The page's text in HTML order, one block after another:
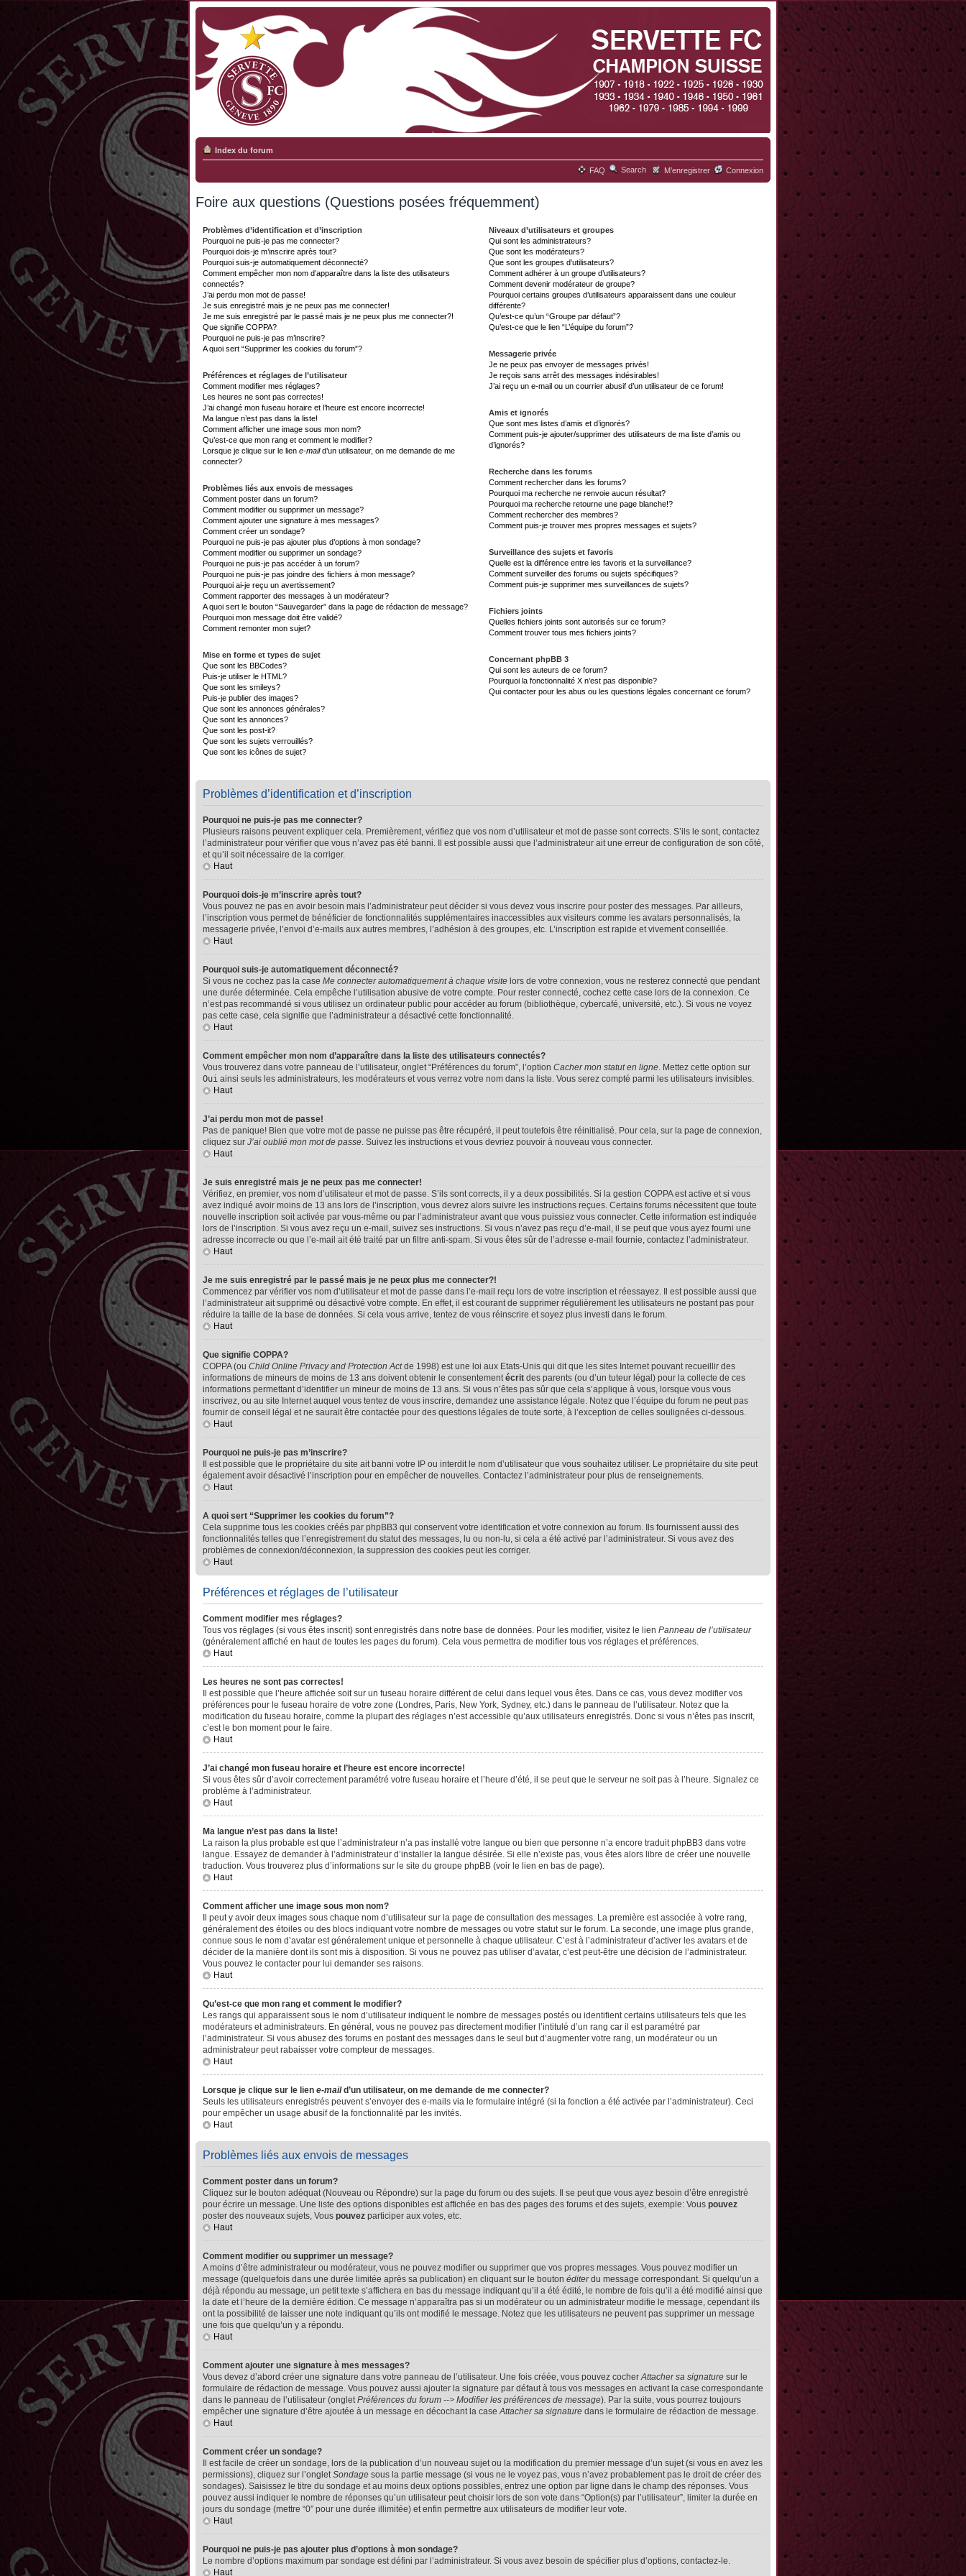
Index du forum
FAQ Search M’enregistrer Connexion
Foire aux questions (Questions posées fréquemment)
Problèmes d’identification et d’inscription
Pourquoi ne puis-je pas me connecter?
Pourquoi dois-je m’inscrire après tout?
Pourquoi suis-je automatiquement déconnecté?
Comment empêcher mon nom d’apparaître dans la liste des utilisateurs
connectés?
J’ai perdu mon mot de passe!
Je suis enregistré mais je ne peux pas me connecter!
Je me suis enregistré par le passé mais je ne peux plus me connecter?!
Que signifie COPPA?
Pourquoi ne puis-je pas m’inscrire?
A quoi sert “Supprimer les cookies du forum”?
Préférences et réglages de l’utilisateur
Comment modifier mes réglages?
Les heures ne sont pas correctes!
J’ai changé mon fuseau horaire et l’heure est encore incorrecte!
Ma langue n’est pas dans la liste!
Comment afficher une image sous mon nom?
Qu’est-ce que mon rang et comment le modifier?
Lorsque je clique sur le lien e-maild’un utilisateur, on me demande de me
connecter?
Problèmes liés aux envois de messages
Comment poster dans un forum?
Comment modifier ou supprimer un message?
Comment ajouter une signature à mes messages?
Comment créer un sondage?
Pourquoi ne puis-je pas ajouter plus d’options à mon sondage?
Comment modifier ou supprimer un sondage?
Pourquoi ne puis-je pas accéder à un forum?
Pourquoi ne puis-je pas joindre des fichiers à mon message?
Pourquoi ai-je reçu un avertissement?
Comment rapporter des messages à un modérateur?
A quoi sert le bouton “Sauvegarder” dans la page de rédaction de message?
Pourquoi mon message doit être validé?
Comment remonter mon sujet?
Mise en forme et types de sujet
Que sont les BBCodes?
Puis-je utiliser le HTML?
Que sont les smileys?
Puis-je publier des images?
Que sont les annonces générales?
Que sont les annonces?
Que sont les post-it?
Que sont les sujets verrouillés?
Que sont les icônes de sujet?
Niveaux d’utilisateurs et groupes
Qui sont les administrateurs?
Que sont les modérateurs?
Que sont les groupes d’utilisateurs?
Comment adhérer à un groupe d’utilisateurs?
Comment devenir modérateur de groupe?
Pourquoi certains groupes d’utilisateurs apparaissent dans une couleur
différente?
Qu’est-ce qu’un “Groupe par défaut”?
Qu’est-ce que le lien “L’équipe du forum”?
Messagerie privée
Je ne peux pas envoyer de messages privés!
Je reçois sans arrêt des messages indésirables!
J’ai reçu un e-mail ou un courrier abusif d’un utilisateur de ce forum!
Amis et ignorés
Que sont mes listes d’amis et d’ignorés?
Comment puis-je ajouter/supprimer des utilisateurs de ma liste d’amis ou
d’ignorés?
Recherche dans les forums
Comment rechercher dans les forums?
Pourquoi ma recherche ne renvoie aucun résultat?
Pourquoi ma recherche retourne une page blanche!?
Comment rechercher des membres?
Comment puis-je trouver mes propres messages et sujets?
Surveillance des sujets et favoris
Quelle est la différence entre les favoris et la surveillance?
Comment surveiller des forums ou sujets spécifiques?
Comment puis-je supprimer mes surveillances de sujets?
Fichiers joints
Quelles fichiers joints sont autorisés sur ce forum?
Comment trouver tous mes fichiers joints?
Concernant phpBB 3
Qui sont les auteurs de ce forum?
Pourquoi la fonctionnalité X n’est pas disponible?
Qui contacter pour les abus ou les questions légales concernant ce forum?
Problèmes d’identification et d’inscription
Pourquoi ne puis-je pas me connecter?
Plusieurs raisons peuvent expliquer cela. Premièrement, vérifiez que vos nom d’utilisateur et mot de passe sont corrects. S’ils le sont, contactez
l’administrateur pour vérifier que vous n’avez pas été banni. Il est possible aussi que l’administrateur ait une erreur de configuration de son côté,
et qu’il soit nécessaire de la corriger.
Haut
Pourquoi dois-je m’inscrire après tout?
Vous pouvez ne pas en avoir besoin mais l’administrateur peut décider si vous devez vous inscrire pour poster des messages. Par ailleurs,
l’inscription vous permet de bénéficier de fonctionnalités supplémentaires inaccessibles aux visiteurs comme les avatars personnalisés, la
messagerie privée, l’envoi d’e-mails aux autres membres, l’adhésion à des groupes, etc. L’inscription est rapide et vivement conseillée.
Haut
Pourquoi suis-je automatiquement déconnecté?
Si vous ne cochez pas la case Me connecter automatiquement à chaque visite lors de votre connexion, vous ne resterez connecté que pendant
une durée déterminée. Cela empêche l’utilisation abusive de votre compte. Pour rester connecté, cochez cette case lors de la connexion. Ce
n’est pas recommandé si vous utilisez un ordinateur public pour accéder au forum (bibliothèque, cybercafé, université, etc.). Si vous ne voyez
pas cette case, cela signifie que l’administrateur a désactivé cette fonctionnalité.
Haut
Comment empêcher mon nom d’apparaître dans la liste des utilisateurs connectés?
Vous trouverez dans votre panneau de l’utilisateur, onglet “Préférences du forum”, l’option Cacher mon statut en ligne. Mettez cette option sur
Oui ainsi seuls les administrateurs, les modérateurs et vous verrez votre nom dans la liste. Vous serez compté parmi les utilisateurs invisibles.
Haut
J’ai perdu mon mot de passe!
Pas de panique! Bien que votre mot de passe ne puisse pas être récupéré, il peut toutefois être réinitialisé. Pour cela, sur la page de connexion,
cliquez sur J’ai oublié mon mot de passe. Suivez les instructions et vous devriez pouvoir à nouveau vous connecter.
Haut
Je suis enregistré mais je ne peux pas me connecter!
Vérifiez, en premier, vos nom d’utilisateur et mot de passe. S’ils sont corrects, il y a deux possibilités. Si la gestion COPPA est active et si vous
avez indiqué avoir moins de 13 ans lors de l’inscription, vous devrez alors suivre les instructions reçues. Certains forums nécessitent que toute
nouvelle inscription soit activée par vous-même ou par l’administrateur avant que vous puissiez vous connecter. Cette information est indiquée
lors de l’inscription. Si vous avez reçu un e-mail, suivez ses instructions. Si vous n’avez pas reçu d’e-mail, il se peut que vous ayez fourni une
adresse incorrecte ou que l’e-mail ait été traité par un filtre anti-spam. Si vous êtes sûr de l’adresse e-mail fournie, contactez l’administrateur.
Haut
Je me suis enregistré par le passé mais je ne peux plus me connecter?!
Commencez par vérifier vos nom d’utilisateur et mot de passe dans l’e-mail reçu lors de votre inscription et réessayez. Il est possible aussi que
l’administrateur ait supprimé ou désactivé votre compte. En effet, il est courant de supprimer régulièrement les utilisateurs ne postant pas pour
réduire la taille de la base de données. Si cela vous arrive, tentez de vous réinscrire et soyez plus investi dans le forum.
Haut
Que signifie COPPA?
COPPA (ou Child Online Privacy and Protection Actde 1998) est une loi aux Etats-Unis qui dit que les sites Internet pouvant recueillir des
informations de mineurs de moins de 13 ans doivent obtenir le consentementécrit des parents (ou d’un tuteur légal) pour la collecte de ces
informations permettant d’identifier un mineur de moins de 13 ans. Si vous n’êtes pas sûr que cela s’applique à vous, lorsque vous vous
inscrivez, ou au site Internet auquel vous tentez de vous inscrire, demandez une assistance légale. Notez que l’équipe du forum ne peut pas
fournir de conseil légal et ne saurait être contactée pour des questions légales de toute sorte, à l’exception de celles soulignées ci-dessous.
Haut
Pourquoi ne puis-je pas m’inscrire?
Il est possible que le propriétaire du site ait banni votre IP ou interdit le nom d’utilisateur que vous souhaitez utiliser. Le propriétaire du site peut
également avoir désactivé l’inscription pour en empêcher de nouvelles. Contactez l’administrateur pour plus de renseignements.
Haut
A quoi sert “Supprimer les cookies du forum”?
Cela supprime tous les cookies créés par phpBB3 qui conservent votre identification et votre connexion au forum. Ils fournissent aussi des
fonctionnalités telles que l’enregistrement du statut des messages, lu ou non-lu, si cela a été activé par l’administrateur. Si vous avez des
problèmes de connexion/déconnexion, la suppression des cookies peut les corriger.
Haut
Préférences et réglages de l’utilisateur
Comment modifier mes réglages?
Tous vos réglages (si vous êtes inscrit) sont enregistrés dans notre base de données. Pour les modifier, visitez le lien Panneau de l’utilisateur
(généralement affiché en haut de toutes les pages du forum). Cela vous permettra de modifier tous vos réglages et préférences.
Haut
Les heures ne sont pas correctes!
Il est possible que l’heure affichée soit sur un fuseau horaire différent de celui dans lequel vous êtes. Dans ce cas, vous devez modifier vos
préférences pour le fuseau horaire de votre zone (Londres, Paris, New York, Sydney, etc.) dans le panneau de l’utilisateur. Notez que la
modification du fuseau horaire, comme la plupart des réglages n’est accessible qu’aux utilisateurs enregistrés. Donc si vous n’êtes pas inscrit,
c’est le bon moment pour le faire.
Haut
J’ai changé mon fuseau horaire et l’heure est encore incorrecte!
Si vous êtes sûr d’avoir correctement paramétré votre fuseau horaire et l’heure d’été, il se peut que le serveur ne soit pas à l’heure. Signalez ce
problème à l’administrateur.
Haut
Ma langue n’est pas dans la liste!
La raison la plus probable est que l’administrateur n’a pas installé votre langue ou bien que personne n’a encore traduit phpBB3 dans votre
langue. Essayez de demander à l’administrateur d’installer la langue désirée. Si elle n’existe pas, vous êtes alors libre de créer une nouvelle
traduction. Vous trouverez plus d’informations sur le site du groupe phpBB (voir le lien en bas de page).
Haut
Comment afficher une image sous mon nom?
Il peut y avoir deux images sous chaque nom d’utilisateur sur la page de consultation des messages. La première est associée à votre rang,
généralement des étoiles ou des blocs indiquant votre nombre de messages ou votre statut sur le forum. La seconde, une image plus grande,
connue sous le nom d’avatar est généralement unique et personnelle à chaque utilisateur. C’est à l’administrateur d’activer les avatars et de
décider de la manière dont ils sont mis à disposition. Si vous ne pouvez pas utiliser d’avatar, c’est peut-être une décision de l’administrateur.
Vous pouvez le contacter pour lui demander ses raisons.
Haut
Qu’est-ce que mon rang et comment le modifier?
Les rangs qui apparaissent sous le nom d’utilisateur indiquent le nombre de messages postés ou identifient certains utilisateurs tels que les
modérateurs et administrateurs. En général, vous ne pouvez pas directement modifier l’intitulé d’un rang car il est paramétré par
l’administrateur. Si vous abusez des forums en postant des messages dans le seul but d’augmenter votre rang, un modérateur ou un
administrateur peut rabaisser votre compteur de messages.
Haut
Lorsque je clique sur le lien e-maild’un utilisateur, on me demande de me connecter?
Seuls les utilisateurs enregistrés peuvent s’envoyer des e-mails via le formulaire intégré (si la fonction a été activée par l’administrateur). Ceci
pour empêcher un usage abusif de la fonctionnalité par les invités.
Haut
Problèmes liés aux envois de messages
Comment poster dans un forum?
Cliquez sur le bouton adéquat (Nouveau ou Répondre) sur la page du forum ou des sujets. Il se peut que vous ayez besoin d’être enregistré
pour écrire un message. Une liste des options disponibles est affichée en bas des pages des forums et des sujets, exemple: Vous pouvez
poster des nouveaux sujets, Vous pouvez participer aux votes, etc.
Haut
Comment modifier ou supprimer un message?
A moins d’être administrateur ou modérateur, vous ne pouvez modifier ou supprimer que vos propres messages. Vous pouvez modifier un
message (quelquefois dans une durée limitée après sa publication) en cliquant sur le bouton éditerdu message correspondant. Si quelqu’un a
déjà répondu au message, un petit texte s’affichera en bas du message indiquant qu’il a été édité, le nombre de fois qu’il a été modifié ainsi que
la date et l’heure de la dernière édition. Ce message n’apparaîtra pas si un modérateur ou un administrateur modifie le message, cependant ils
ont la possibilité de laisser une note indiquant qu’ils ont modifié le message. Notez que les utilisateurs ne peuvent pas supprimer un message
une fois que quelqu’un y a répondu.
Haut
Comment ajouter une signature à mes messages?
Vous devez d’abord créer une signature dans votre panneau de l’utilisateur. Une fois créée, vous pouvez cocherAttacher sa signature sur le
formulaire de rédaction de message. Vous pouvez aussi ajouter la signature par défaut à tous vos messages en activant la case correspondante
dans le panneau de l’utilisateur (ongletPréférences du forum --> Modifier les préférences de message). Par la suite, vous pourrez toujours
empêcher une signature d’être ajoutée à un message en décochant la caseAttacher sa signature dans le formulaire de rédaction de message.
Haut
Comment créer un sondage?
Il est facile de créer un sondage, lors de la publication d’un nouveau sujet ou la modification du premier message d’un sujet (si vous en avez les
permissions), cliquez sur l’ongletSondage sous la partie message (si vous ne le voyez pas, vous n’avez probablement pas le droit de créer des
sondages). Saisissez le titre du sondage et au moins deux options possibles, entrez une option par ligne dans le champ des réponses. Vous
pouvez aussi indiquer le nombre de réponses qu’un utilisateur peut choisir lors de son vote dans “Option(s) par l’utilisateur”, limiter la durée en
jours du sondage (mettre “0” pour une durée illimitée) et enfin permettre aux utilisateurs de modifier leur vote.
Haut
Pourquoi ne puis-je pas ajouter plus d’options à mon sondage?
Le nombre d’options maximum par sondage est défini par l’administrateur. Si vous avez besoin de spécifier plus d’options, contactez-le.
Haut